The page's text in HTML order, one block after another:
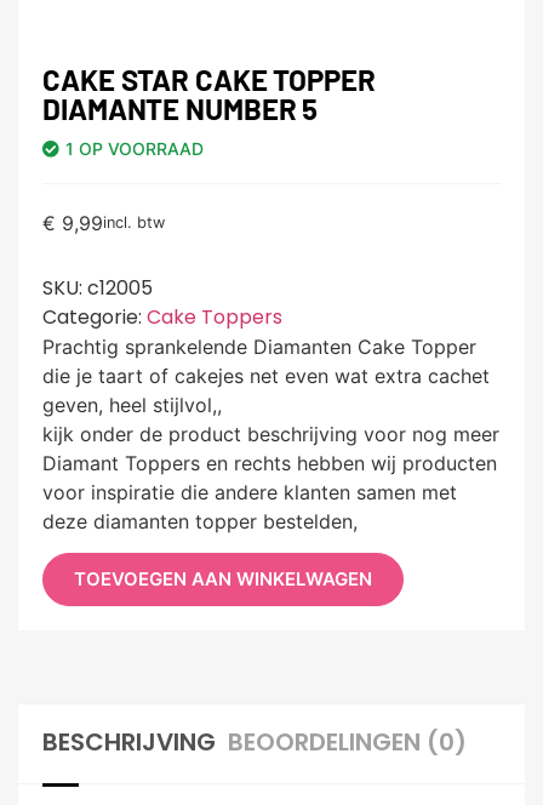
CAKE STAR CAKE TOPPER
DIAMANTE NUMBER 5
1 OP VOORRAAD
€ 9,99incl. btw
SKU: c12005
Categorie: Cake Toppers
Prachtig sprankelende Diamanten Cake Topper
die je taart of cakejes net even wat extra cachet
geven, heel stijlvol,,
kijk onder de product beschrijving voor nog meer
Diamant Toppers en rechts hebben wij producten
voor inspiratie die andere klanten samen met
deze diamanten topper bestelden,
TOEVOEGEN AAN WINKELWAGEN
BESCHRIJVING BEOORDELINGEN (0)